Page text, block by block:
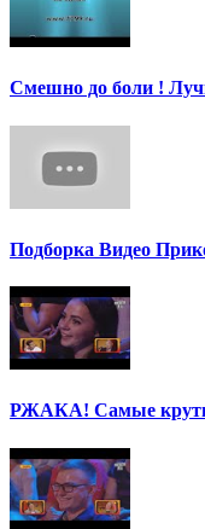
Смешно до боли !
Подборка Видео
РЖАКА! Самые